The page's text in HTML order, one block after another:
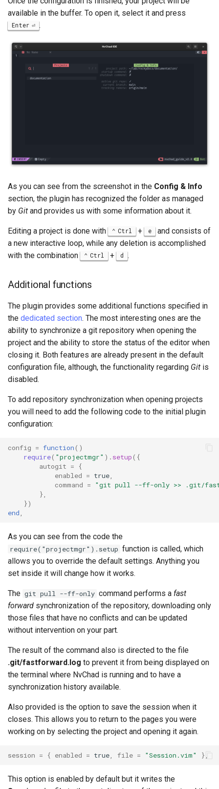
available in the buffer. To open it, select it and press
Enter .
As you can see from the screenshot in the Config & Info
section, the plugin has recognized the folder as managed
by Git and provides us with some information about it.
Editing a project is done with Ctrl + e
and consists of
a new interactive loop, while any deletion is accomplished
with the combination
Ctrl + d .
Additional functions
The plugin provides some additional functions specified in
the dedicated section. The most interesting ones are the
ability to synchronize a git repository when opening the
project and the ability to store the status of the editor when
closing it. Both features are already present in the default
configuration file, although, the functionality regarding Git is
disabled.
To add repository synchronization when opening projects
you will need to add the following code to the initial plugin
configuration:
config = function()
require( "projectmgr" ). setup({
autogit =
{
enabled = true,
command =
"git pull --ff-only >> .git/
},
})
end,
As you can see from the code the
require("projectmgr").setup function is called, which
allows you to override the default settings. Anything you
set inside it will change how it works.
The git pull --ff-only command performs a fast
forward synchronization of the repository, downloading only
those files that have no conflicts and can be updated
without intervention on your part.
The result of the command also is directed to the file
.git/fastforward.log to prevent it from being displayed on
the terminal where NvChad is running and to have a
synchronization history available.
Also provided is the option to save the session when it
closes. This allows you to return to the pages you were
working on by selecting the project and opening it again.
session = { enabled = true, file = "Session.vim" },
This option is enabled by default but it writes the